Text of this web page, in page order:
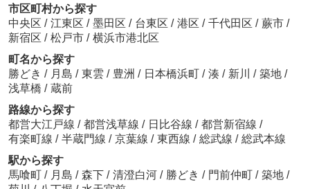
市区町村から探す
中央区 / 江東区 / 墨田区 / 台東区 / 港区 / 千代田区 / 蕨市 /
新宿区 / 松戸市 / 横浜市港北区
町名から探す
勝どき / 月島 / 東雲 / 豊洲 / 日本橋浜町 / 湊 / 新川 / 築地 /
浅草橋 / 蔵前
路線から探す
都営大江戸線 / 都営浅草線 / 日比谷線 / 都営新宿線 /
有楽町線 / 半蔵門線 / 京葉線 / 東西線 / 総武線 / 総武本線
駅から探す
馬喰町 / 月島 / 森下 / 清澄白河 / 勝どき / 門前仲町 / 築地 /